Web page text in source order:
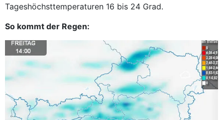
Tageshöchsttemperaturen 16 bis 24 Grad.
So kommt der Regen: